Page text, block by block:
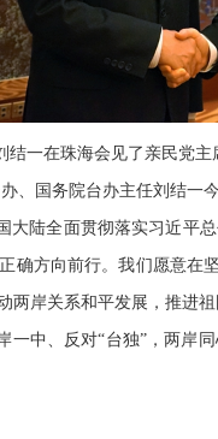
结一在珠海会见了亲民党
、国务院台办主任刘结一
大陆全面贯彻落实习近平
确方向前行。我们愿意在
两岸关系和平发展，推进
一中、反对“台独”，两岸